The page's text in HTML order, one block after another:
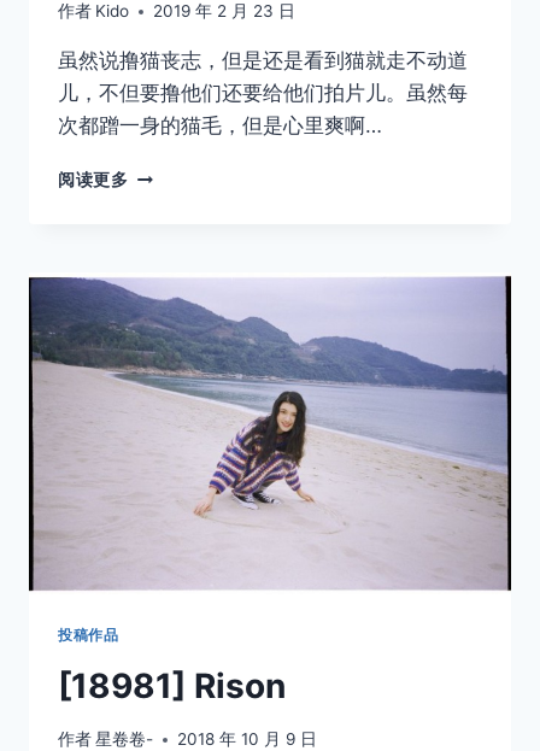
作者 Kido 2019 年 2 月 23 日
虽然说撸猫丧志，但是还是看到猫就走不动道
儿，不但要撸他们还要给他们拍片儿。虽然每
次都蹭一身的猫毛，但是心里爽啊…
阅读更多 猫
样
拍
投稿作品
[18981] Rison
作者星卷卷- 2018 年 10 月 9 日